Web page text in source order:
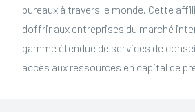
bureaux à travers le monde. Cette
d'offrir aux entreprises du marché
gamme étendue de services de
accès aux ressources en capital de